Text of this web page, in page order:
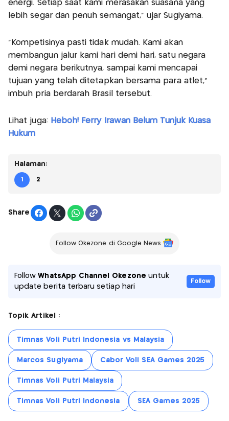
energi. Setiap saat kami merasakan suasana yang
lebih segar dan penuh semangat,” ujar Sugiyama.
“Kompetisinya pasti tidak mudah. Kami akan
membangun jalur kami hari demi hari, satu negara
demi negara berikutnya, sampai kami mencapai
tujuan yang telah ditetapkan bersama para atlet,”
imbuh pria berdarah Brasil tersebut.
Lihat juga: Heboh! Ferry Irawan Belum Tunjuk Kuasa
Hukum
Halaman:
1 2
Share
Follow Okezone di Google News
FollowWhatsApp Channel Okezone untuk
update berita terbaru setiap hari
Follow
Topik Artikel :
Timnas Voli Putri Indonesia vs Malaysia
Marcos Sugiyama Cabor Voli SEA Games 2025
Timnas Voli Putri Malaysia
Timnas Voli Putri Indonesia SEA Games 2025